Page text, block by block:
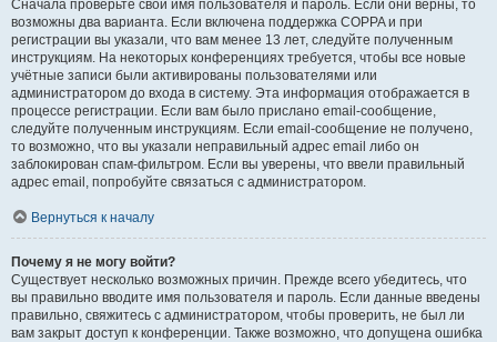
Сначала проверьте свои имя пользователя и пароль. Если они верны, то
возможны два варианта. Если включена поддержка COPPA и при
регистрации вы указали, что вам менее 13 лет, следуйте полученным
инструкциям. На некоторых конференциях требуется, чтобы все новые
учётные записи были активированы пользователями или
администратором до входа в систему. Эта информация отображается в
процессе регистрации. Если вам было прислано email-сообщение,
следуйте полученным инструкциям. Если email-сообщение не получено,
то возможно, что вы указали неправильный адрес email либо он
заблокирован спам-фильтром. Если вы уверены, что ввели правильный
адрес email, попробуйте связаться с администратором.
Вернуться к началу
Почему я не могу войти?
Существует несколько возможных причин. Прежде всего убедитесь, что
вы правильно вводите имя пользователя и пароль. Если данные введены
правильно, свяжитесь с администратором, чтобы проверить, не был ли
вам закрыт доступ к конференции. Также возможно, что допущена ошибка